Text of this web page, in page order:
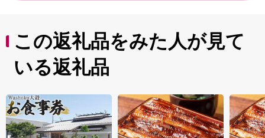
この返礼品をみた人が見て
いる返礼品